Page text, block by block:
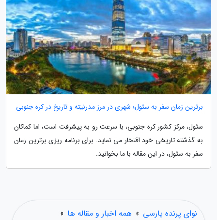
برترین زمان سفر به سئول؛ شهری در مرز مدرنیته و تاریخ در کره جنوبی
سئول، مرکز کشور کره جنوبی، با سرعت رو به پیشرفت است، اما کماکان
به گذشته تاریخی خود افتخار می نماید. برای برنامه ریزی برترین زمان
سفر به سئول، در این مقاله با ما بخوانید.
نوای پرنده پارسی » همه اخبار و مقاله ها »